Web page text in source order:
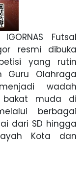
Futsal
resmi dibuka
yang rutin
Guru Olahraga
wadah
bakat muda di
berbagai
dari SD hingga
Kota dan